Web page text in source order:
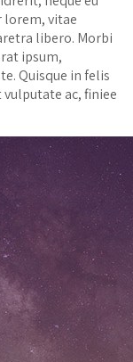
lorem, vitae
libero. Morbi
ipsum,
Quisque in felis
ac, finiee